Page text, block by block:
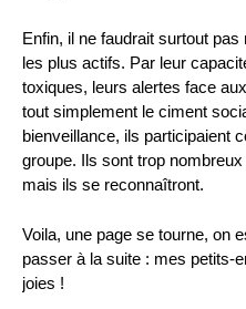
Enfin, il ne faudrait surtout pas
les plus actifs. Par leur
toxiques, leurs alertes face
tout simplement le ciment
bienveillance, ils participaient
groupe. Ils sont trop
mais ils se reconnaîtront.
Voila, une page se tourne, on
passer à la suite : mes petits-
joies !